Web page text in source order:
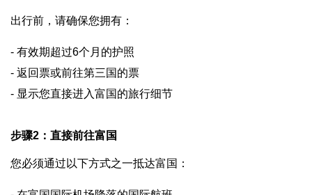
出行前，请确保您拥有：
- 有效期超过6个月的护照
- 返回票或前往第三国的票
- 显示您直接进入富国的旅行细节
步骤2：直接前往富国
您必须通过以下方式之一抵达富国：